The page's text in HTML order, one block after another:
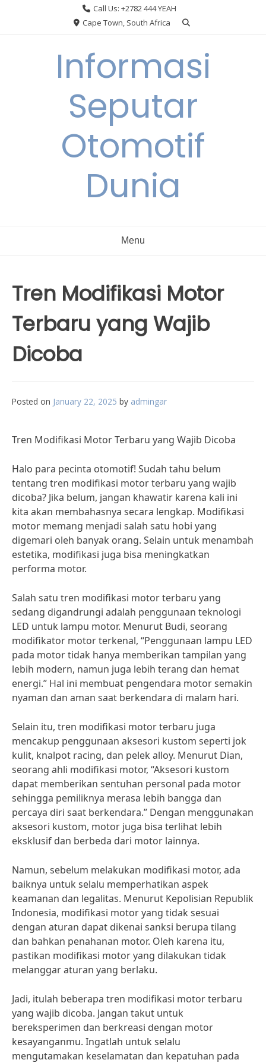
Call Us: +2782 444 YEAH
Cape Town, South Africa
Informasi
Seputar
Otomotif
Dunia
Menu
Tren Modifikasi Motor
Terbaru yang Wajib
Dicoba
Posted on January 22, 2025 by admingar
Tren Modifikasi Motor Terbaru yang Wajib Dicoba
Halo para pecinta otomotif! Sudah tahu belum
tentang tren modifikasi motor terbaru yang wajib
dicoba? Jika belum, jangan khawatir karena kali ini
kita akan membahasnya secara lengkap. Modifikasi
motor memang menjadi salah satu hobi yang
digemari oleh banyak orang. Selain untuk menambah
estetika, modifikasi juga bisa meningkatkan
performa motor.
Salah satu tren modifikasi motor terbaru yang
sedang digandrungi adalah penggunaan teknologi
LED untuk lampu motor. Menurut Budi, seorang
modifikator motor terkenal, “Penggunaan lampu LED
pada motor tidak hanya memberikan tampilan yang
lebih modern, namun juga lebih terang dan hemat
energi.” Hal ini membuat pengendara motor semakin
nyaman dan aman saat berkendara di malam hari.
Selain itu, tren modifikasi motor terbaru juga
mencakup penggunaan aksesori kustom seperti jok
kulit, knalpot racing, dan pelek alloy. Menurut Dian,
seorang ahli modifikasi motor, “Aksesori kustom
dapat memberikan sentuhan personal pada motor
sehingga pemiliknya merasa lebih bangga dan
percaya diri saat berkendara.” Dengan menggunakan
aksesori kustom, motor juga bisa terlihat lebih
eksklusif dan berbeda dari motor lainnya.
Namun, sebelum melakukan modifikasi motor, ada
baiknya untuk selalu memperhatikan aspek
keamanan dan legalitas. Menurut Kepolisian Republik
Indonesia, modifikasi motor yang tidak sesuai
dengan aturan dapat dikenai sanksi berupa tilang
dan bahkan penahanan motor. Oleh karena itu,
pastikan modifikasi motor yang dilakukan tidak
melanggar aturan yang berlaku.
Jadi, itulah beberapa tren modifikasi motor terbaru
yang wajib dicoba. Jangan takut untuk
bereksperimen dan berkreasi dengan motor
kesayanganmu. Ingatlah untuk selalu
mengutamakan keselamatan dan kepatuhan pada